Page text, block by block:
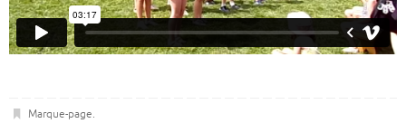
Marque-page.